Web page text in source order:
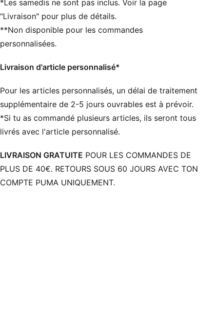
Dans le cadre du programme RE:FIBRE, ce produit est
composé d’au moins 95 % de matériaux recyclés à
partir de déchets textiles et d’autres matériaux
usagés
Coupe régulière
Empiècements incurvés sur les côtés et sous les bras
Col rond
Logo PUMA sur le côté droit de la poitrine
Écusson Manchester City sur le côté gauche de la
poitrine
*Les samedis ne sont pas inclus. Voir la page
"Livraison" pour plus de détails.
**Non disponible pour les commandes
personnalisées.
Livraison d'article personnalisé*
Pour les articles personnalisés, un délai de traitement
supplémentaire de 2-5 jours ouvrables est à prévoir.
*Si tu as commandé plusieurs articles, ils seront tous
livrés avec l'article personnalisé.
LIVRAISON GRATUITE POUR LES COMMANDES DE
PLUS DE 40€. RETOURS SOUS 60 JOURS AVEC TON
COMPTE PUMA UNIQUEMENT.